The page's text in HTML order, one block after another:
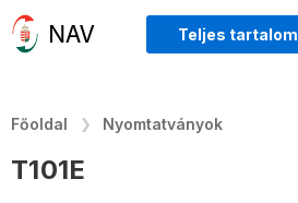
Teljes tartalom
Főoldal Nyomtatványok
T101E